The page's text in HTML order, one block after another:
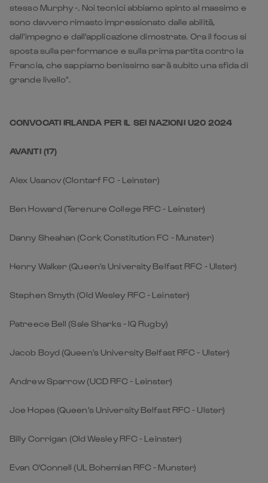
stesso Murphy -. Noi tecnici abbiamo spinto al massimo e
sono davvero rimasto impressionato dalle abilità,
dall'impegno e dall'applicazione dimostrate. Ora il focus si
sposta sulla performance e sulla prima partita contro la
Francia, che sappiamo benissimo sarà subito una sfida di
grande livello".
CONVOCATI IRLANDA PER IL SEI NAZIONI U20 2024
AVANTI (17)
Alex Usanov (Clontarf FC - Leinster)
Ben Howard (Terenure College RFC - Leinster)
Danny Sheahan (Cork Constitution FC - Munster)
Henry Walker (Queen's University Belfast RFC - Ulster)
Stephen Smyth (Old Wesley RFC - Leinster)
Patreece Bell (Sale Sharks - IQ Rugby)
Jacob Boyd (Queen's University Belfast RFC - Ulster)
Andrew Sparrow (UCD RFC - Leinster)
Joe Hopes (Queen's University Belfast RFC - Ulster)
Billy Corrigan (Old Wesley RFC - Leinster)
Evan O'Connell (UL Bohemian RFC - Munster)